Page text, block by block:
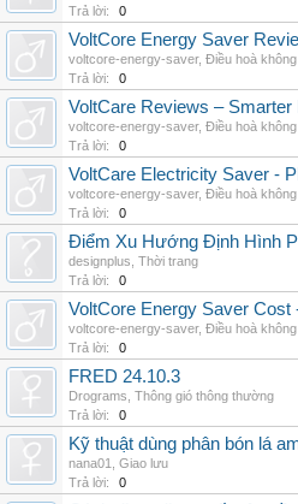
Trả lời:
0
VoltCore Energy Saver
voltcore-energy-saver, Điều hoà
Trả lời:
0
VoltCare Reviews –
voltcore-energy-saver, Điều hoà
Trả lời:
0
VoltCare Electricity Saver -
voltcore-energy-saver, Điều hoà
Trả lời:
0
Điểm Xu Hướng Định Hình
designplus Thời trang
Trả lời:
0
VoltCore Energy Saver
voltcore-energy-saver, Điều hoà
Trả lời:
0
FRED 24.10.3
Drograms Thông gió thông thường
Trả lời:
0
Kỹ thuật dùng phân bón lá
nana01
Giao lưu
Trả lời:
0